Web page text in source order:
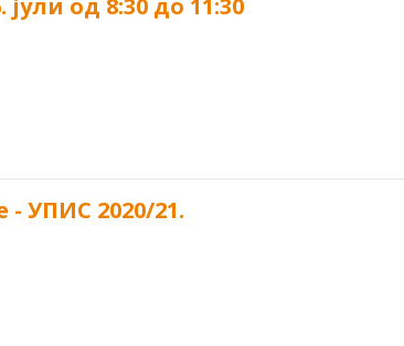
од 8:30 до 11:30
УПИС 2020/21.